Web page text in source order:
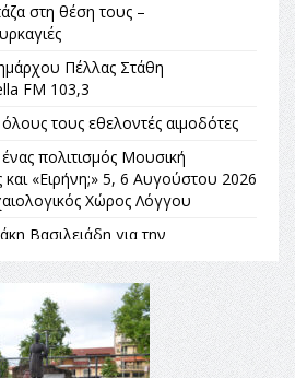
στη θέση τους –
Πέλλας Στάθη
FM 103,3
τους εθελοντές αιμοδότες
πολιτισμός Μουσική
«Ειρήνη;» 5, 6 Αυγούστου 2026
Χώρος Λόγγου
Βασιλειάδη για την
«Σε τέτοιες κορυφαίες
μόνο η ευθύνη απέναντι
του ΠΑΟΚ στον δεύτερο γύρο του